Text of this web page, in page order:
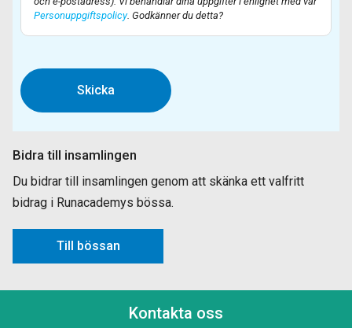
Personuppgiftspolicy. Godkänner du detta?
Bidra till insamlingen
Du bidrar till insamlingen genom att skänka ett valfritt
bidrag i Runacademys bössa.
Till bössan
Kontakta oss